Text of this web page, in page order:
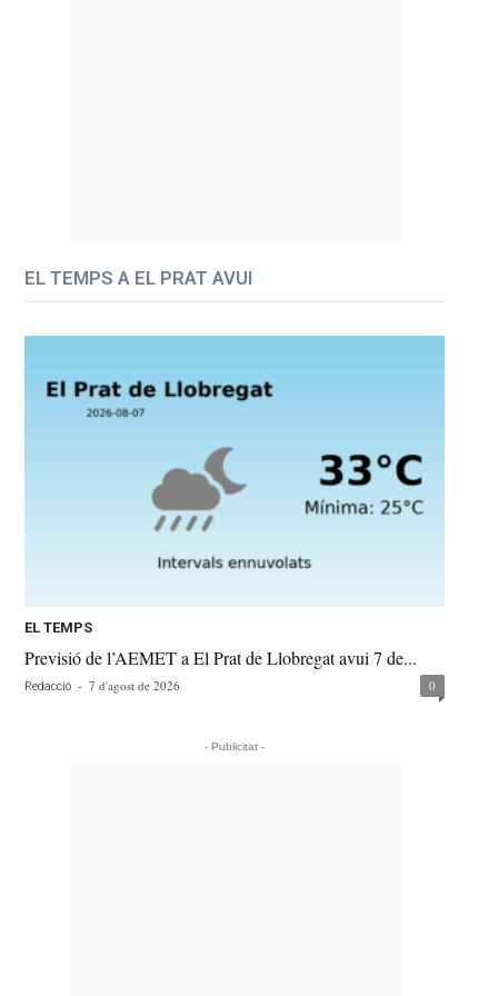
EL TEMPS A EL PRAT AVUI
EL TEMPS
Previsió de l’AEMET a El Prat de Llobregat avui 7 de...
Redacció - 7 d'agost de 2026 0
- Publicitat -